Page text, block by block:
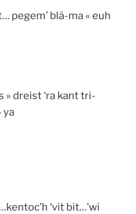
pegem’ blâ-ma « euh
» dreist ‘ra kant tri-
ya
‘vit bit…’wi